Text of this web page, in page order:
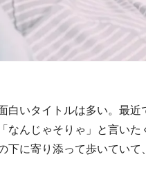
いタイトルは多い。最
なんじゃそりゃ」と言い
下に寄り添って歩いてい